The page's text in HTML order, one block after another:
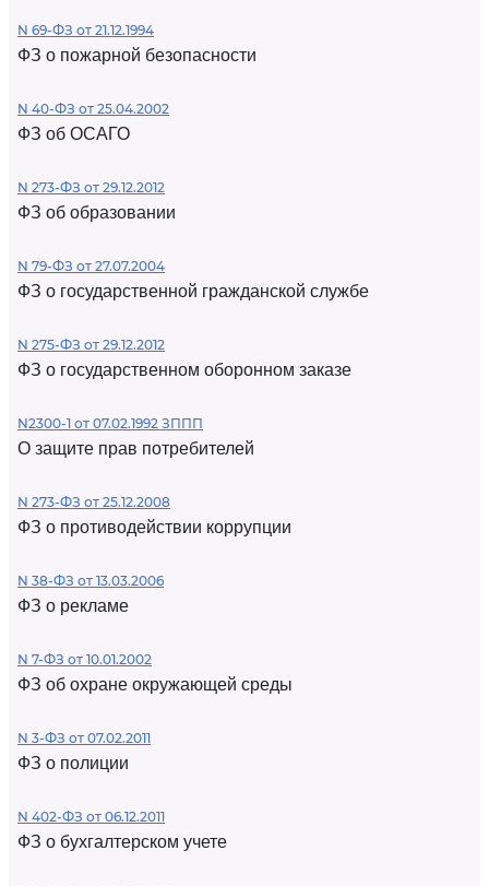
N 69-ФЗ от 21.12.1994
ФЗ о пожарной безопасности
N 40-ФЗ от 25.04.2002
ФЗ об ОСАГО
N 273-ФЗ от 29.12.2012
ФЗ об образовании
N 79-ФЗ от 27.07.2004
ФЗ о государственной гражданской службе
N 275-ФЗ от 29.12.2012
ФЗ о государственном оборонном заказе
N2300-1 от 07.02.1992 ЗППП
О защите прав потребителей
N 273-ФЗ от 25.12.2008
ФЗ о противодействии коррупции
N 38-ФЗ от 13.03.2006
ФЗ о рекламе
N 7-ФЗ от 10.01.2002
ФЗ об охране окружающей среды
N 3-ФЗ от 07.02.2011
ФЗ о полиции
N 402-ФЗ от 06.12.2011
ФЗ о бухгалтерском учете